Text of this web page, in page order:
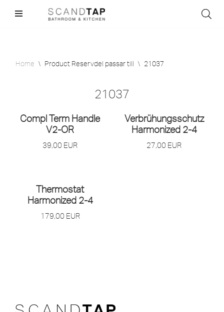
Home \ Product Reservdel passar till \ 21037
21037
Compl Term Handle
V2-OR
39,00 EUR
Verbrühungsschutz
Harmonized 2-4
27,00 EUR
Thermostat
Harmonized 2-4
179,00 EUR